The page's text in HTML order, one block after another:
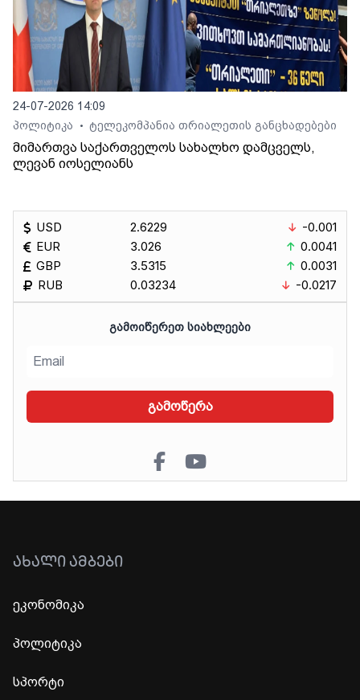
24-07-2026 14:09
პოლიტიკა
• ტელეკომპანია თრიალეთის განცხადებები
მიმართვა საქართველოს სახალხო დამცველს,
ლევან იოსელიანს
USD
EUR
GBP
RUB
2.6229
3.026
3.5315
0.03234
-0.001
0.0041
0.0031
-0.0217
ᲒᲐᲛᲝᲘᲬᲔᲠᲔᲗ ᲡᲘᲐᲮᲚᲔᲔᲑᲘ
გამოწერა
ᲐᲮᲐᲚᲘ ᲐᲛᲑᲔᲑᲘ
ეკონომიკა
პოლიტიკა
სპორტი